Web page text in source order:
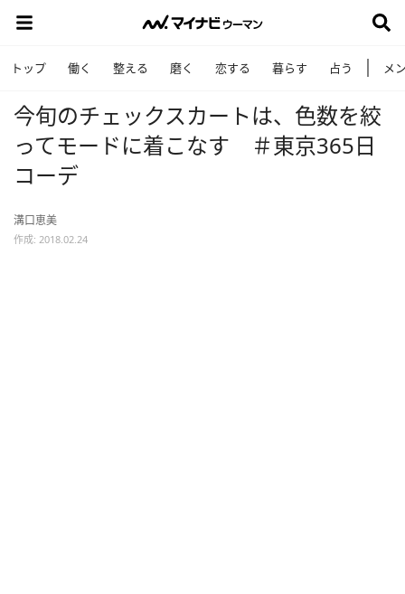
トップ 働く 整える 磨く 恋する 暮らす 占う メ
今旬のチェックスカートは、色数を絞
ってモードに着こなす ＃東京365日
コーデ
溝口恵美
作成: 2018.02.24